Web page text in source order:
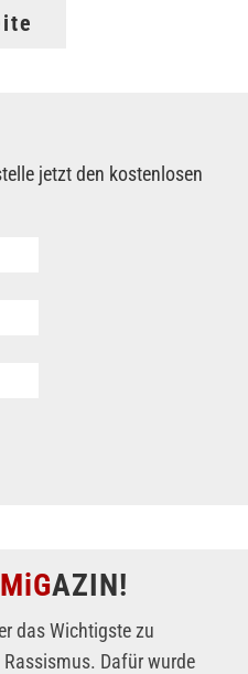
jetzt den kostenlosen
MiGAZIN!
das Wichtigste zu
Dafür wurde